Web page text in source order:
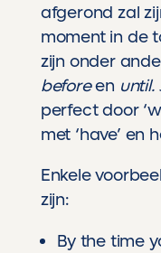
afgerond zal
moment in de
zijn onder
beforeen until.
perfect door
met ‘have’ en
Enkele
zijn:
By the time